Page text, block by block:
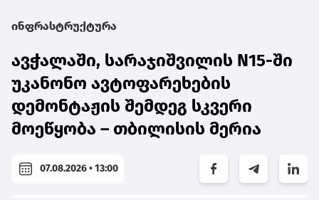
ინფრასტრუქტურა
ავჭალაში, სარაჯიშვილის N15-ში
უკანონო ავტოფარეხების
დემონტაჟის შემდეგ სკვერი
მოეწყობა – თბილისის მერია
07.08.2026 • 13:00